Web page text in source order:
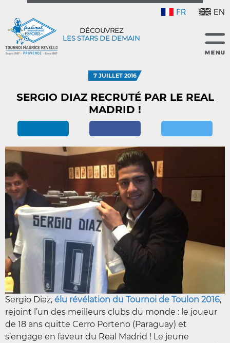
FR EN
DÉCOUVREZ
LES STARS DE DEMAIN
7 JUILLET 2016
SERGIO DIAZ RECRUTÉ PAR LE REAL
MADRID !
Sergio Diaz, élu révélation du Tournoi de Toulon 2016,
rejoint l’un des meilleurs clubs du monde : le joueur
de 18 ans quitte Cerro Porteno (Paraguay) et
s’engage en faveur du Real Madrid ! Le jeune